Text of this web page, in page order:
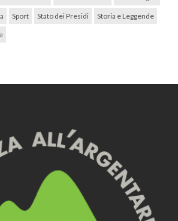
Sport Stato dei Presidi Storia e Leggende